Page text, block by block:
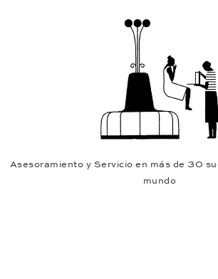
Asesoramiento y Servicio en más de 30
mundo